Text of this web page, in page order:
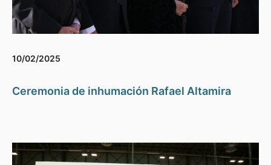
10/02/2025
Ceremonia de inhumación Rafael Altamira